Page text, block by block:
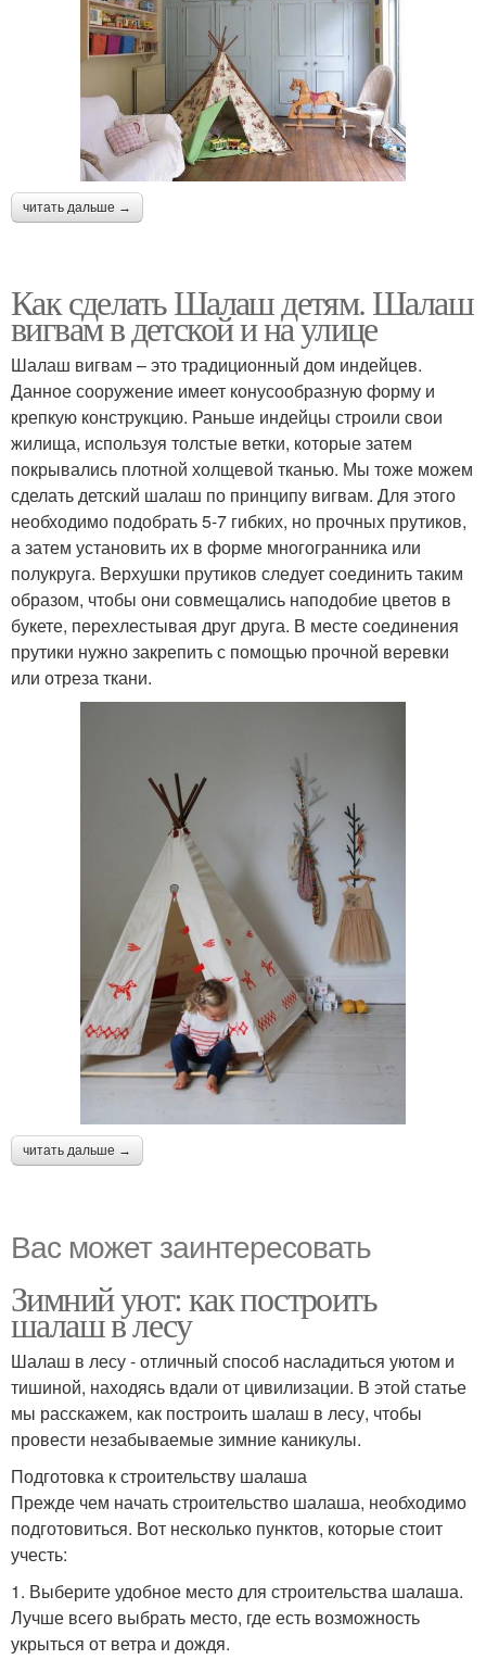
читать дальше →
Как сделать Шалаш детям. Шалаш
вигвам в детской и на улице
Шалаш вигвам – это традиционный дом индейцев.
Данное сооружение имеет конусообразную форму и
крепкую конструкцию. Раньше индейцы строили свои
жилища, используя толстые ветки, которые затем
покрывались плотной холщевой тканью. Мы тоже можем
сделать детский шалаш по принципу вигвам. Для этого
необходимо подобрать 5-7 гибких, но прочных прутиков,
а затем установить их в форме многогранника или
полукруга. Верхушки прутиков следует соединить таким
образом, чтобы они совмещались наподобие цветов в
букете, перехлестывая друг друга. В месте соединения
прутики нужно закрепить с помощью прочной веревки
или отреза ткани.
читать дальше →
Вас может заинтересовать
Зимний уют: как построить
шалаш в лесу
Шалаш в лесу - отличный способ насладиться уютом и
тишиной, находясь вдали от цивилизации. В этой статье
мы расскажем, как построить шалаш в лесу, чтобы
провести незабываемые зимние каникулы.
Подготовка к строительству шалаша
Прежде чем начать строительство шалаша, необходимо
подготовиться. Вот несколько пунктов, которые стоит
учесть:
1. Выберите удобное место для строительства шалаша.
Лучше всего выбрать место, где есть возможность
укрыться от ветра и дождя.